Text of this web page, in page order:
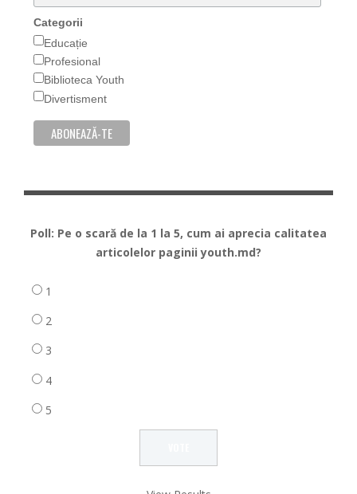
Categorii
Educație
Profesional
Biblioteca Youth
Divertisment
Poll: Pe o scară de la 1 la 5, cum ai aprecia calitatea
articolelor paginii youth.md?
1
2
3
4
5